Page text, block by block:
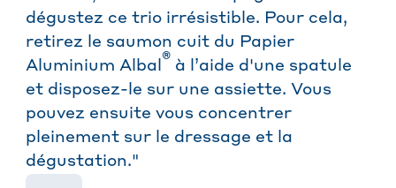
dégustez ce trio irrésistible. Pour cela,
retirez le saumon cuit du Papier
Aluminium Albal ® à l’aide d'une spatule
et disposez-le sur une assiette. Vous
pouvez ensuite vous concentrer
pleinement sur le dressage et la
dégustation."